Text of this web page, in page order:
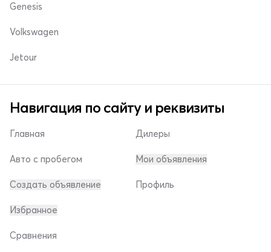
Genesis
Volkswagen
Jetour
Навигация по сайту и реквизиты
Главная
Авто с пробегом
Создать объявление
Дилеры
Мои объявления
Профиль
Избранное
Сравнения